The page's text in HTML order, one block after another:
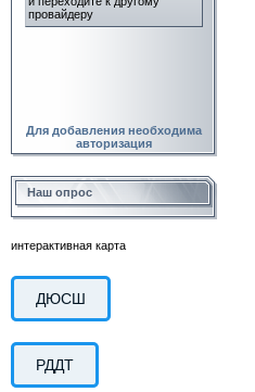
Для добавления необходима
авторизация
Наш опрос
интерактивная карта
ДЮСШ
РДДТ